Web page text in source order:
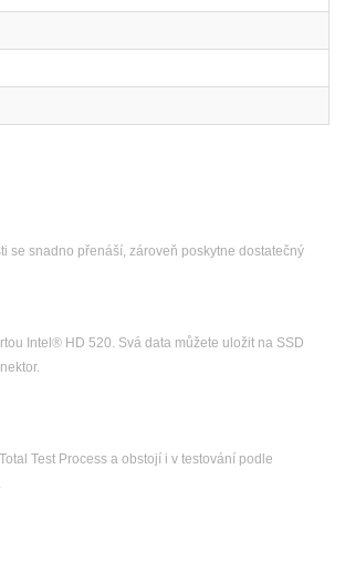
se snadno přenáší, zároveň poskytne dostatečný
Intel® HD 520. Svá data můžete uložit na SSD
Test Process a obstojí i v testování podle